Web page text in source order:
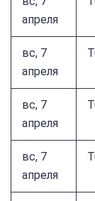
апреля
вс, 7
апреля
вс, 7
апреля
вс, 7
апреля